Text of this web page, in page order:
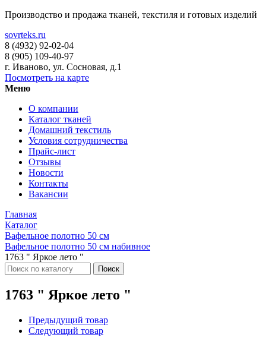
Производство и продажа тканей, текстиля и готовых изделий
sovrteks.ru
8 (4932) 92-02-04
8 (905) 109-40-97
г. Иваново, ул. Сосновая, д.1
Посмотреть на карте
Меню
О компании
Каталог тканей
Домашний текстиль
Условия сотрудничества
Прайс-лист
Отзывы
Новости
Контакты
Вакансии
Главная
Каталог
Вафельное полотно 50 см
Вафельное полотно 50 см набивное
1763 " Яркое лето "
Поиск
1763 " Яркое лето "
Предыдущий товар
Следующий товар